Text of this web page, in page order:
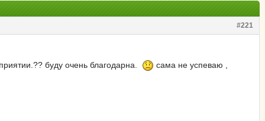
#221
буду очень благодарна.
сама не успеваю ,